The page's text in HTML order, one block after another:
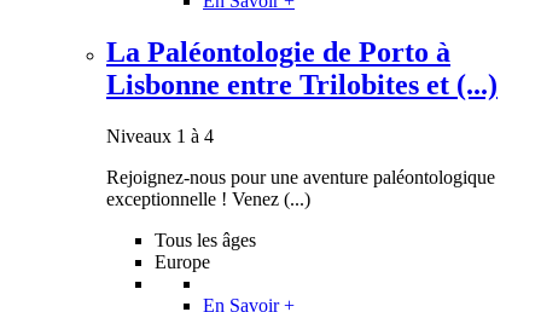
La Paléontologie de Porto à
Lisbonne entre Trilobites et (...)
Niveaux 1 à 4
Rejoignez-nous pour une aventure paléontologique
exceptionnelle ! Venez (...)
Tous les âges
Europe
En Savoir +